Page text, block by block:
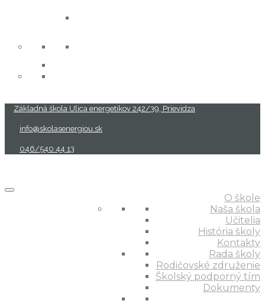
Základná škola Ulica energetikov 242/39, Prievidza
info@skolasenergiou.sk
046/540 44 13
O škole
Naša škola
Učitelia
História školy
Kontakty
Rada školy
Rodičovské združenie
Školský podporný tím
Dokumenty